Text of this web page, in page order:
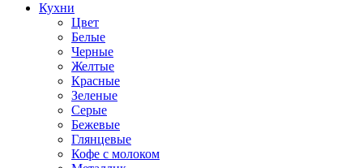
Кухни
Цвет
Белые
Черные
Желтые
Красные
Зеленые
Серые
Бежевые
Глянцевые
Кофе с молоком